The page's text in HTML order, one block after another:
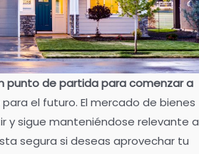
punto de partida para comenzar a
el futuro. El mercado de bienes
y sigue manteniéndose relevante a
segura si deseas aprovechar tu